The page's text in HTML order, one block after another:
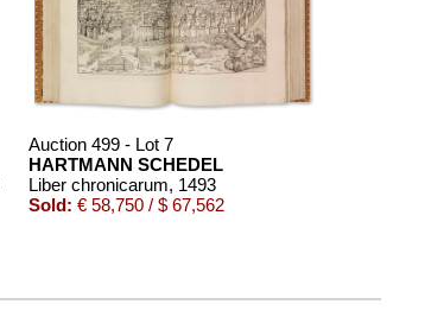
Auction 499 - Lot 7
HARTMANN SCHEDEL
Liber chronicarum, 1493
Sold: € 58,750 / $ 67,562